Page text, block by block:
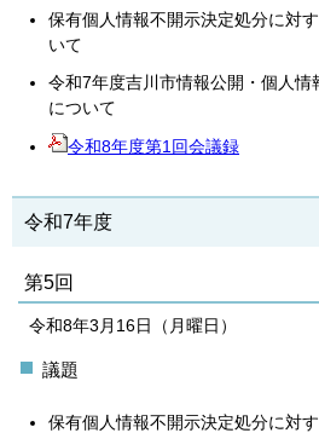
保有個人情報不開示決定処分に対
いて
令和7年度吉川市情報公開・個人
について
令和8年度第1回会議録
令和7年度
第5回
令和8年3月16日（月曜日）
議題
保有個人情報不開示決定処分に対